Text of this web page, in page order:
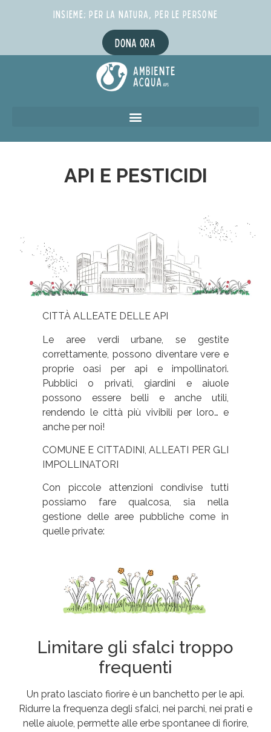
INSIEME; PER LA NATURA, PER LE PERSONE
DONA ORA
API E PESTICIDI
CITTÀ ALLEATE DELLE API
Le aree verdi urbane, se gestite
correttamente, possono diventare vere e
proprie oasi per api e impollinatori.
Pubblici o privati, giardini e aiuole
possono essere belli e anche utili,
rendendo le città più vivibili per loro… e
anche per noi!
COMUNE E CITTADINI, ALLEATI PER GLI
IMPOLLINATORI
Con piccole attenzioni condivise tutti
possiamo fare qualcosa, sia nella
gestione delle aree pubbliche come in
quelle private:
Limitare gli sfalci troppo
frequenti
Un prato lasciato fiorire è un banchetto per le api.
Ridurre la frequenza degli sfalci, nei parchi, nei prati e
nelle aiuole, permette alle erbe spontanee di fiorire,